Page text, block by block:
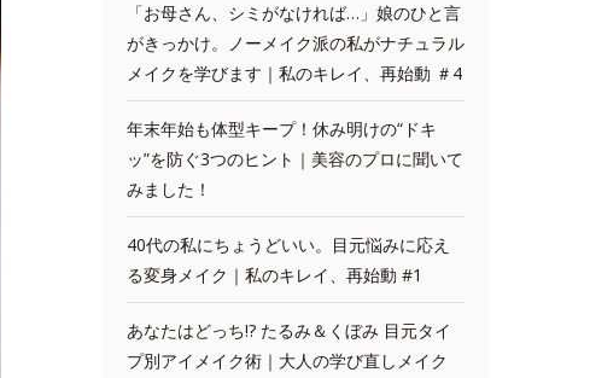
「お母さん、シミがなければ…」娘のひと言
がきっかけ。ノーメイク派の私がナチュラル
メイクを学びます｜私のキレイ、再始動 ＃4
年末年始も体型キープ！休み明けの“ドキ
ッ”を防ぐ3つのヒント｜美容のプロに聞いて
みました！
40代の私にちょうどいい。目元悩みに応え
る変身メイク｜私のキレイ、再始動 #1
あなたはどっち!? たるみ＆くぼみ 目元タイ
プ別アイメイク術｜大人の学び直しメイク